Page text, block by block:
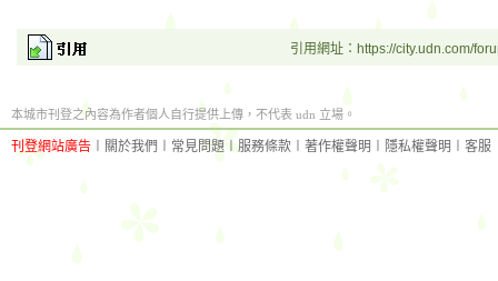
引用網址：https://city.udn.com/
本城市刊登之內容為作者個人自行提供上傳，不代表 udn 立場。
刊登網站廣告 關於我們 常見問題 ︱ 服務條款 著作權聲明 隱私權聲明 客服